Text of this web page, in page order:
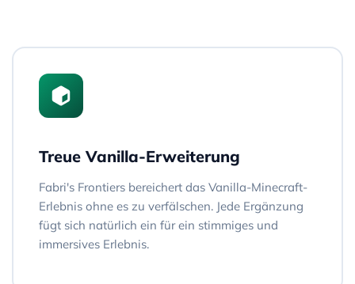
Treue Vanilla-Erweiterung
Fabri's Frontiers bereichert das Vanilla-Minecraft-
Erlebnis ohne es zu verfälschen. Jede Ergänzung
fügt sich natürlich ein für ein stimmiges und
immersives Erlebnis.